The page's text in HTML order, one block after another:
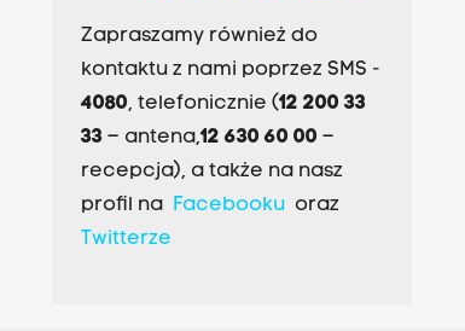
Zapraszamy również do
kontaktu z nami poprzez SMS -
4080, telefonicznie (12 200 33
33– antena,12 630 60 00 –
recepcja), a także na nasz
profil na Facebookuoraz
Twitterze